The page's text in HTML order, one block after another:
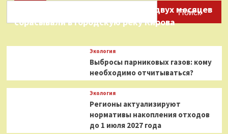
Поиск
Нефтепродукты на протяжении двух месяцев
сбрасывали в городскую реку Кирова
Экология
Выбросы парниковых газов: кому
необходимо отчитываться?
Экология
Регионы актуализируют
нормативы накопления отходов
до 1 июля 2027 года